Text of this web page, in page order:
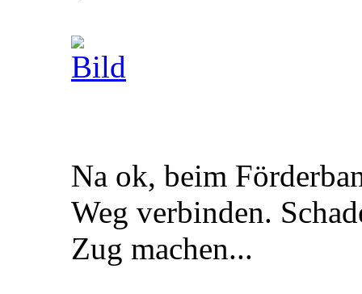
Na ok, beim
Weg verbinden.
Zug machen...